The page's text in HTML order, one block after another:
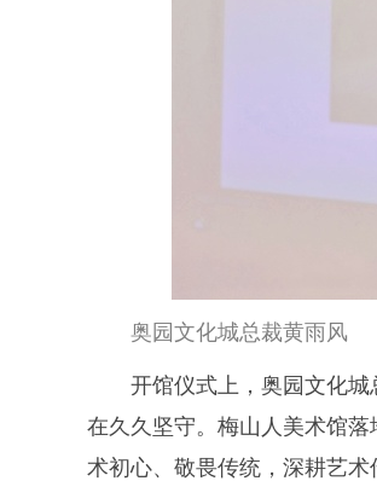
奥园文化城总裁黄雨风
开馆仪式上，奥园文化
在久久坚守。梅山人美术馆
术初心、敬畏传统，深耕艺